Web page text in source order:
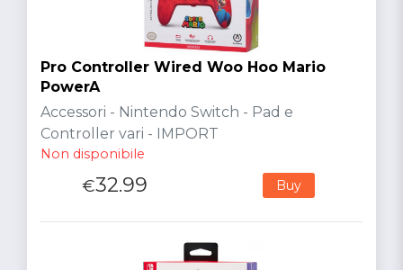
Pro Controller Wired Woo Hoo Mario
PowerA
Accessori - Nintendo Switch - Pad e
Controller vari - IMPORT
Non disponibile
€32.99 Buy